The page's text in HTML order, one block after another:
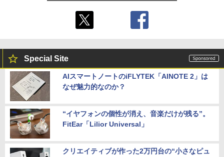
Special Site
AIスマートノートのiFLYTEK「AINOTE 2」は
なぜ魅力的なのか？
“イヤフォンの個性が消え、音楽だけが残る”。
FitEar「Lilior Universal」
クリエイティブが作った2万円台の“小さなピュ